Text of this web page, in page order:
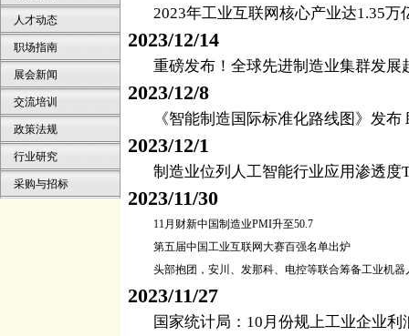
人才动态
职场指南
展会新闻
交流培训
政策法规
行业研究
采购与招标
2023年工业互联网核心产业达1.35万
2023/12/14
重磅发布！全球先进制造业集群发展
2023/12/8
《智能制造国际标准化路线图》发
2023/12/1
制造业位列人工智能行业应用渗透度
2023/11/30
11月财新中国制造业PMI升至50.7
第五届中国工业互联网大赛百强名单出炉
头部抱团，安川、发那科、电控等联合筹备工业机器
2023/11/27
国家统计局：10月份规上工业企业